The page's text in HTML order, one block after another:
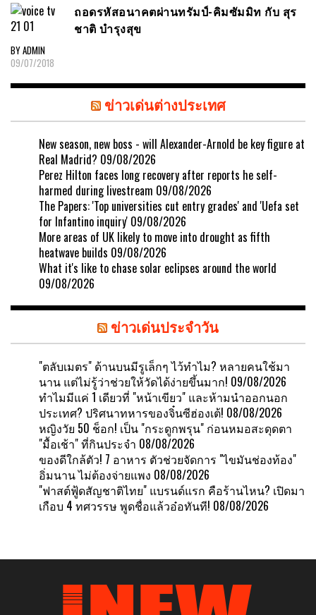
ถอดรหัสอนาคตผ่านทรัมป์-คิมซัมมิท กับ สุร
ชาติ บำรุงสุข
BY ADMIN
09/07/2018
ข่าวเด่นต่างประเทศ
New season, new boss - will Alexander-Arnold be key figure at
Real Madrid? 09/08/2026
Perez Hilton faces long recovery after reports he self-
harmed during livestream 09/08/2026
The Papers: 'Top universities cut entry grades' and 'Uefa set
for Infantino inquiry' 09/08/2026
More areas of UK likely to move into drought as fifth
heatwave builds 09/08/2026
What it's like to chase solar eclipses around the world
09/08/2026
ข่าวเด่นประจำวัน
"ตลับเมตร" ด้านบนมีรูเล็กๆ ไว้ทำไม? หลายคนใช้มา
นาน แต่ไม่รู้ว่าช่วยให้วัดได้ง่ายขึ้นมาก! 09/08/2026
ทำไมมีแค่ 1 เดียวที่ "หน้าเขียว" และห้ามนำออกนอก
ประเทศ? ปริศนาทหารของจิ๋นซีฮ่องเต้! 08/08/2026
หญิงวัย 50 ช็อก! เป็น "กระดูกพรุน" ก่อนหมอสะดุดตา
"มื้อเช้า" ที่กินประจำ 08/08/2026
ของดีใกล้ตัว! 7 อาหาร ตัวช่วยจัดการ "ไขมันช่องท้อง"
อิ่มนาน ไม่ต้องจ่ายแพง 08/08/2026
"ฟาสต์ฟู้ดสัญชาติไทย" แบรนด์แรก คือร้านไหน? เปิดมา
เกือบ 4 ทศวรรษ พูดชื่อแล้วอ๋อทันที! 08/08/2026